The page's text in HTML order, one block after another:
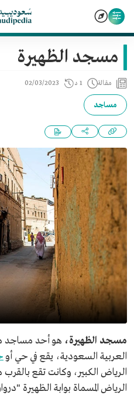
مسجد الظهيرة
مقالة 1 د 02/03/2023
مساجد
مسجد الظهيرة، هو أحد مساجد
العربية السعودية، يقع في حي أو
الرياض الكبير، وكانت تقع بالقرب
الرياض المسماة بوابة الظهيرة